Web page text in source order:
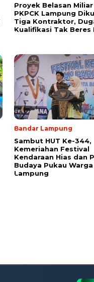
Proyek Belasan
PKPCK Lampung
Tiga Kontraktor,
Kualifikasi Tak Beres
Bandar Lampung
Sambut HUT Ke-344,
Kemeriahan Festival
Kendaraan Hias dan
Budaya Pukau
Lampung